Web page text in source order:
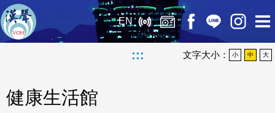
EN
::: 文字大小： 小 中 大
健康生活館